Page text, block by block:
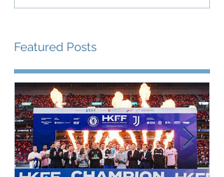
Featured Posts